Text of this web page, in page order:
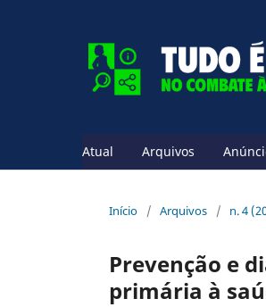
Atual Arquivos
Início / Arquivos / n. 4
Prevenção e
primária à